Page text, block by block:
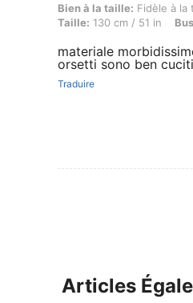
Bien à la taille: Fidèle à la
Bien à la taille: Fidèle à la
Taille: 130 cm / 51 in
materiale
orsetti sono ben
Traduire
Articles